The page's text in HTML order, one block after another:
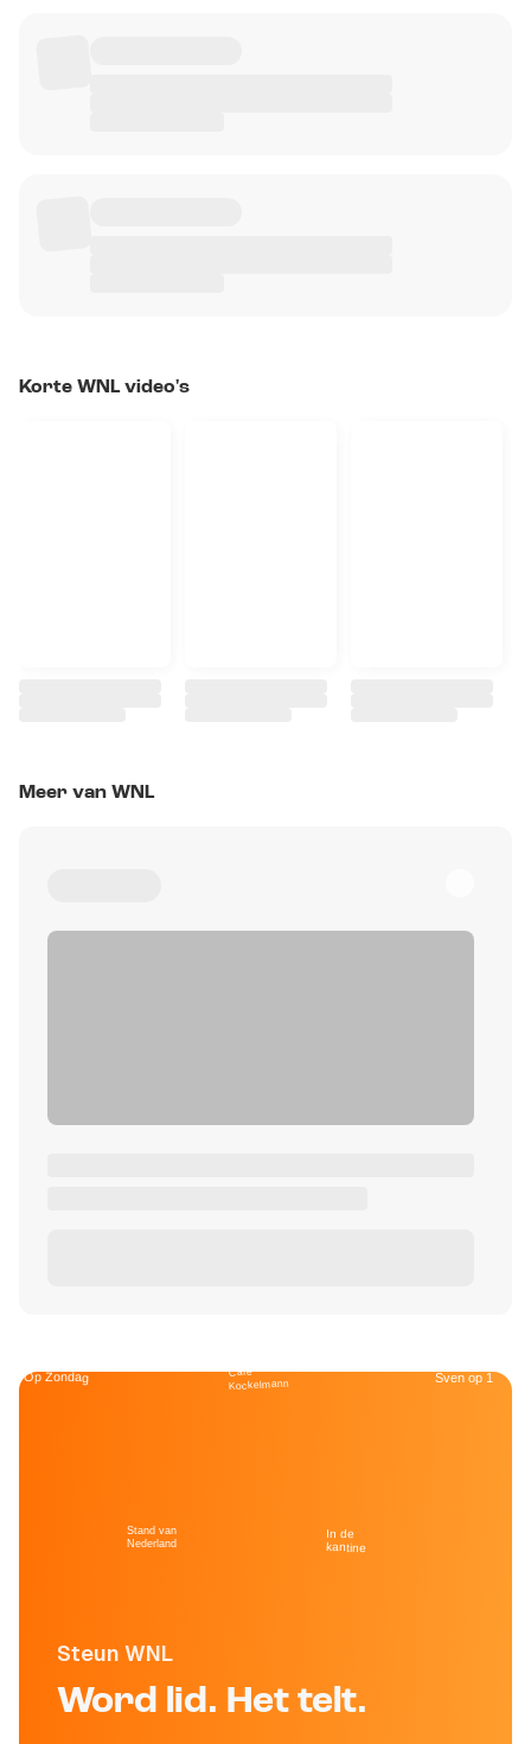
Korte WNL video's
Meer van WNL
Steun WNL
Word lid. Het telt.
Op Zondag
Stand van
Nederland
Café
Kockelmann
In de
kantine
Sven op 1